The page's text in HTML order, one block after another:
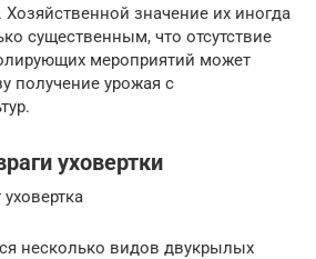
значение их иногда
существенным, что отсутствие
мероприятий может
получение урожая с
уховертки
несколько видов двукрылых